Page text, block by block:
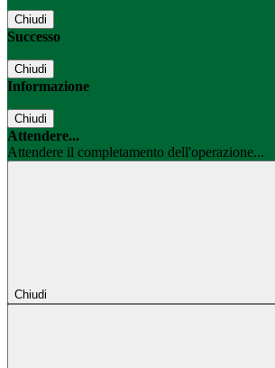
Chiudi
Successo
Chiudi
Informazione
Chiudi
Attendere...
Attendere il completamento dell'operazione...
Chiudi